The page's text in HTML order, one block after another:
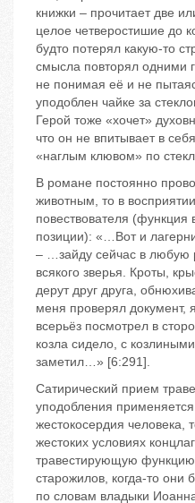
книжки – прочитает две
целое четверостишие до
будто потерял какую-то
смысла повторял одними
не понимая её и не
уподоблен чайке за
Герой тоже «хочет»
что он не впитывает в
«наглым клювом» по
В романе постоянно
животным, то в
повествователя (функция
позиции): «…Вот и
– …зайду сейчас в любую
всякого зверья. Кроты,
дерут друг друга,
меня проверял документ,
всерьёз посмотрел в
козла сидело, с
заметил…» [6:291].
Сатирический прием
уподобления
жестокосердия человека,
жестоких условиях
травестирующую
старожилов, когда-то
по словам владыки